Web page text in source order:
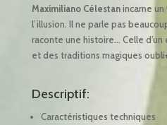
Maximiliano Célestanincarne un
l’illusion. Il ne parle pas
raconte une histoire… Celle
et des traditions magiques
Descriptif:
Caractéristiques techniques